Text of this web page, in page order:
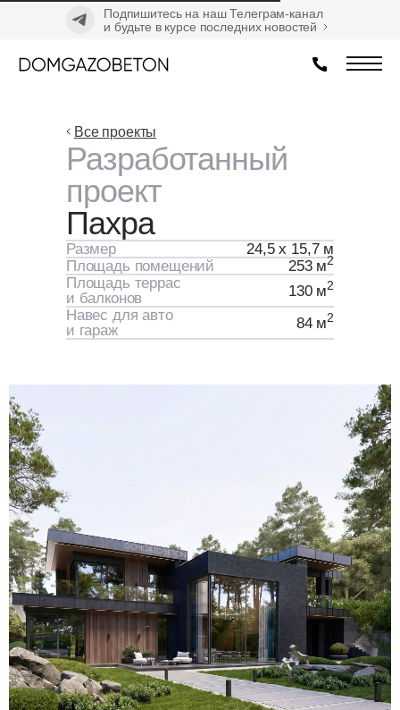
Подпишитесь на наш Телеграм-канал
и будьте в курсе последних новостей
Все проекты
Разработанный
проект
Пахра
Размер
24,5 х 15,7 м
Площадь помещений
253 м2
Площадь террас
и балконов
130 м2
Навес для авто
и гараж
84 м2